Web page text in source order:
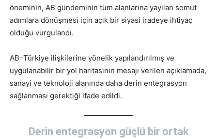
öneminin, AB gündeminin tüm alanlarına yayılan somut
adımlara dönüşmesi için açık bir siyasi iradeye ihtiyaç
olduğu vurgulandı.
AB–Türkiye ilişkilerine yönelik yapılandırılmış ve
uygulanabilir bir yol haritasının mesajı verilen açıklamada,
sanayi ve teknoloji alanında daha derin entegrasyon
sağlanması gerektiği ifade edildi.
Derin entegrasyon güçlü bir ortak